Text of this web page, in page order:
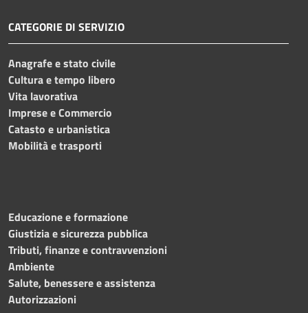
CATEGORIE DI SERVIZIO
Anagrafe e stato civile
Cultura e tempo libero
Vita lavorativa
Imprese e Commercio
Catasto e urbanistica
Mobilità e trasporti
Educazione e formazione
Giustizia e sicurezza pubblica
Tributi, finanze e contravvenzioni
Ambiente
Salute, benessere e assistenza
Autorizzazioni